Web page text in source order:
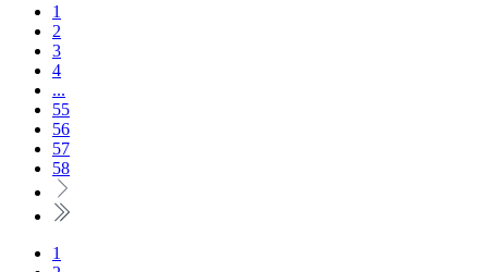
1
2
3
4
...
55
56
57
58
1